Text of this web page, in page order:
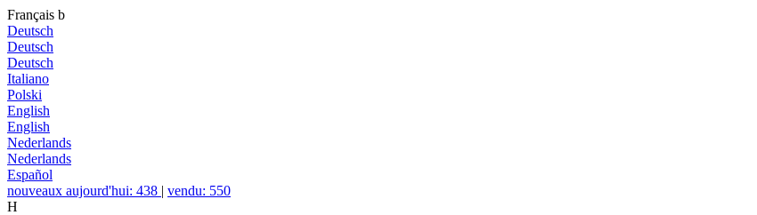
Français b
Deutsch
Deutsch
Deutsch
Italiano
Polski
English
English
Nederlands
Nederlands
Español
nouveaux aujourd'hui: 438 | vendu: 550
H